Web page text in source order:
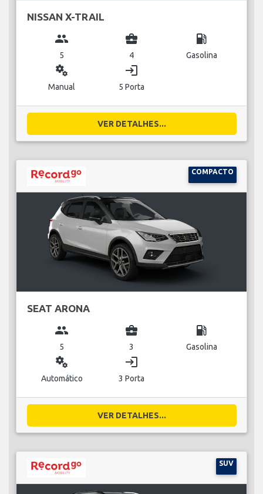
NISSAN X-TRAIL
group
5
business_center
4
local_gas_station
Gasolina
miscellaneous_services
Manual
login
5 Porta
VER DETALHES...
COMPACTO
SEAT ARONA
group
5
business_center
3
local_gas_station
Gasolina
miscellaneous_services
Automático
login
3 Porta
VER DETALHES...
SUV